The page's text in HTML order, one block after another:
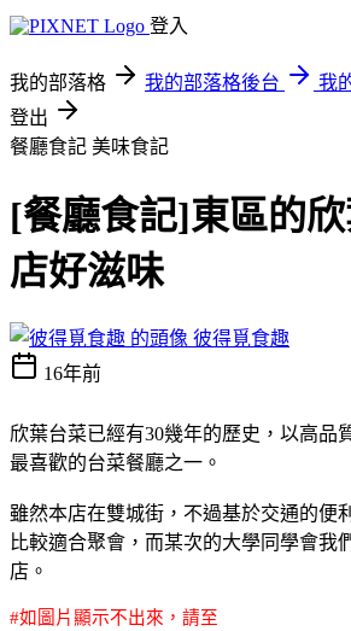
登入
我的部落格 我的部落格後台
我
登出
餐廳食記 美味食記
[餐廳食記]東區的
店好滋味
彼得覓食趣
16年前
欣葉台菜已經有30幾年的歷史，以高品
最喜歡的台菜餐廳之一。
雖然本店在雙城街，不過基於交通的便
比較適合聚會，而某次的大學同學會我
店。
#如圖片顯示不出來，請至